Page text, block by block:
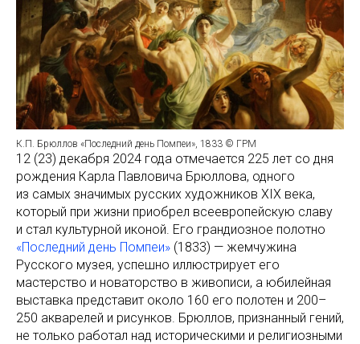
К.П. Брюллов «Последний день Помпеи», 1833 © ГРМ
12 (23) декабря 2024 года отмечается 225 лет со дня
рождения Карла Павловича Брюллова, одного
из самых значимых русских художников XIX века,
который при жизни приобрел всеевропейскую славу
и стал культурной иконой. Его грандиозное полотно
«Последний день Помпеи» (1833) — жемчужина
Русского музея, успешно иллюстрирует его
мастерство и новаторство в живописи, а юбилейная
выставка представит около 160 его полотен и 200–
250 акварелей и рисунков. Брюллов, признанный гений,
не только работал над историческими и религиозными